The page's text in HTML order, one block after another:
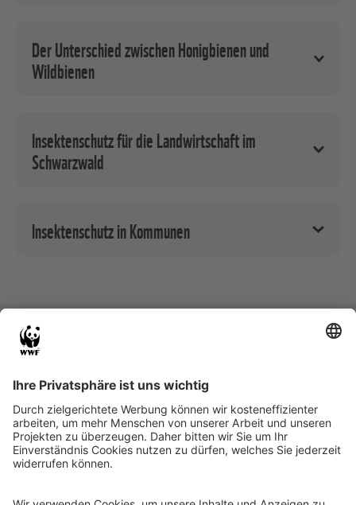
Blüten für Insekten über das ganze Jahr – Garten
Insektenfreundliche Pflanzen für den Balkon
Der Unterschied zwischen Honigbienen und
Wildbienen
Insektenschutz für die Landwirtschaft im
Schwarzwald
Insektenschutz in Kommunen
Gefördert von
Das Projekt BROMMI wird gefördert im
Bundesprogramm Biologische Vielfalt durch das
Bundesamt für Naturschutz (BfN) mit Mitteln des
Bundesministeriums für Umwelt, Naturschutz,